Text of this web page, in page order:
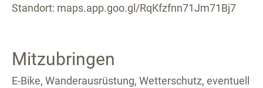
Standort: maps.app.goo.gl/RqKfzfnn71Jm71Bj7
Mitzubringen
E-Bike, Wanderausrüstung, Wetterschutz, eventuell